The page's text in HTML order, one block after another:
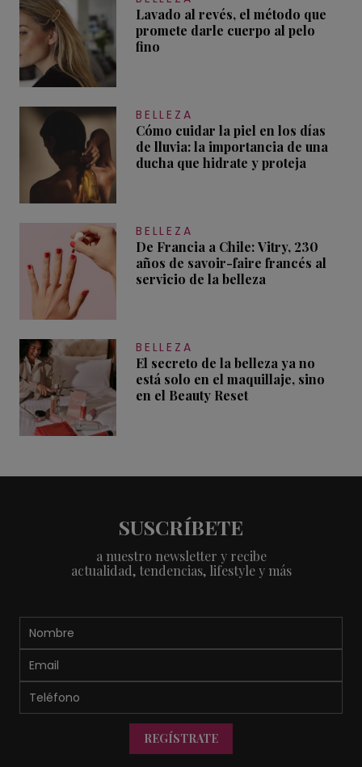
Lavado al revés, el método que
promete darle cuerpo al pelo
fino
BELLEZA
Cómo cuidar la piel en los días
de lluvia: la importancia de una
ducha que hidrate y proteja
BELLEZA
De Francia a Chile: Vitry, 230
años de savoir-faire francés al
servicio de la belleza
BELLEZA
El secreto de la belleza ya no
está solo en el maquillaje, sino
en el Beauty Reset
SUSCRÍBETE
a nuestro newsletter y recibe
actualidad, tendencias, lifestyle y más
REGÍSTRATE